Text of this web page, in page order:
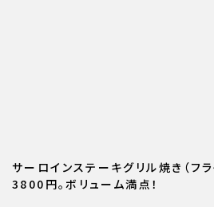
サーロインステーキグリル焼き（フ
3800円。ボリューム満点！